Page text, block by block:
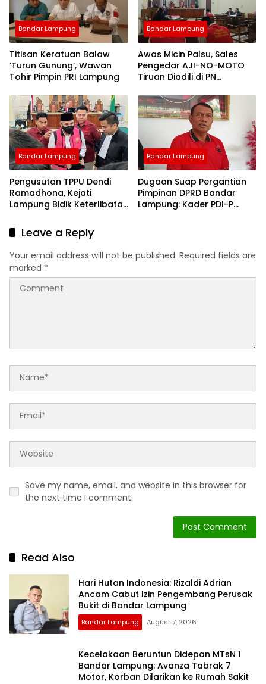
Bandar Lampung
Titisan Keratuan Balaw
‘Turun Gunung’, Wawan
Tohir Pimpin PRI Lampung
Bandar Lampung
Awas Micin Palsu, Sales
Pengedar AJI-NO-MOTO
Tiruan Diadili di PN
Bandar Lampung
Pengusutan TPPU Dendi
Ramadhona, Kejati
Lampung Bidik Keterlibatan
Nominee Aset
Bandar Lampung
Dugaan Suap Pergantian
Pimpinan DPRD Bandar
Lampung: Kader PDI-P
Leave a Reply
Your email address will not be published. Required fields are
marked *
Save my name, email, and website in this browser for
the next time I comment.
Read Also
Hari Hutan Indonesia: Rizaldi Adrian
Ancam Cabut Izin Pengembang Perusak
Bukit di Bandar Lampung
Bandar Lampung August 7, 2026
Kecelakaan Beruntun Didepan MTsN 1
Bandar Lampung: Avanza Tabrak 7
Motor, Korban Dilarikan ke Rumah Sakit